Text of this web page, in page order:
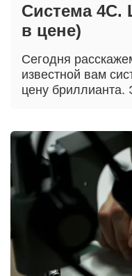
Система 4С.
в цене)
Сегодня
известной вам
цену бриллианта.